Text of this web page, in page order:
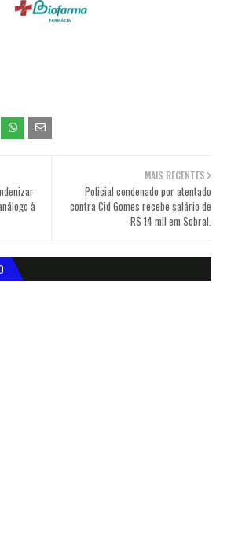
MAIS RECENTES
Policial condenado por atentado
contra Cid Gomes recebe salário de
R$ 14 mil em Sobral.
à